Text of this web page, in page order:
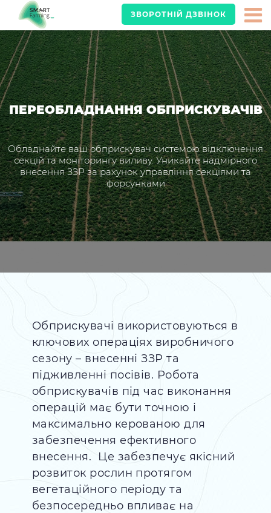
ЗВОРОТНІЙ ДЗВІНОК
ПЕРЕОБЛАДНАННЯ ОБПРИСКУВАЧІВ
Обладнайте ваш обприскувач системою відключення
секцій та моніторингу виливу. Уникайте надмірного
внесення ЗЗР за рахунок управління секціями та
форсунками
Обприскувачі використовуються в
ключових операціях виробничого
сезону – внесенні ЗЗР та
підживленні посівів. Робота
обприскувачів під час виконання
операцій має бути точною і
максимально керованою для
забезпечення ефективного
внесення. Це забезпечує якісний
розвиток рослин протягом
вегетаційного періоду та
безпосередньо впливає на